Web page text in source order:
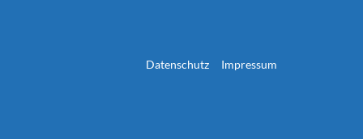
Datenschutz Impressum